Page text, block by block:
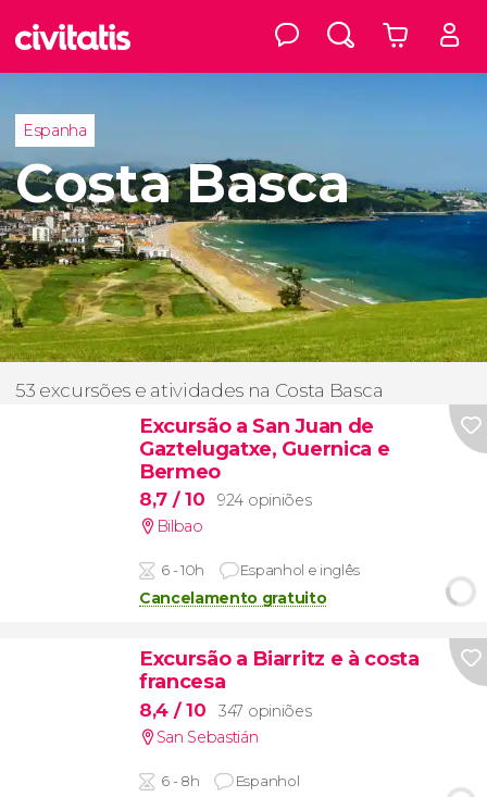
Espanha
Costa Basca
53 excursões e atividades na Costa Basca
Excursão a San Juan de
Gaztelugatxe, Guernica e
Bermeo
8,7 / 10
924 opiniões
Bilbao
6 - 10h Espanhol e inglês
Cancelamento gratuito
Excursão a Biarritz e à costa
francesa
8,4 / 10
347 opiniões
San Sebastián
6 - 8h Espanhol